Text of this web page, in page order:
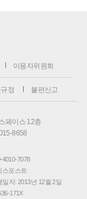
이용자위원회
정 불편신고
페이스 12층
8658
4010-7078
스포스트
일자: 2013년 12월 2일
171X